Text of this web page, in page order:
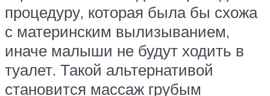
процедуру, которая была бы схожа
с материнским вылизыванием,
иначе малыши не будут ходить в
туалет. Такой альтернативой
становится массаж грубым